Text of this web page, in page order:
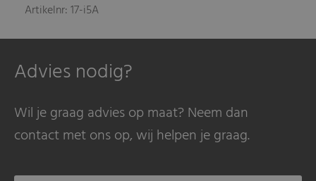
Artikelnr: 17-i5A
Advies nodig?
Wil je graag advies op maat? Neem dan
contact met ons op, wij helpen je graag.